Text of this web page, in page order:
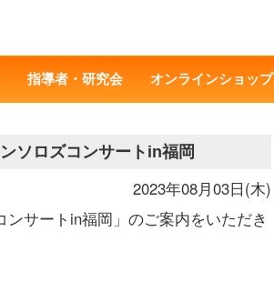
指導者・研究会 オンラインショップ
ソロズコンサートin福岡
2023年08月03日(木)
サートin福岡」のご案内をいただき